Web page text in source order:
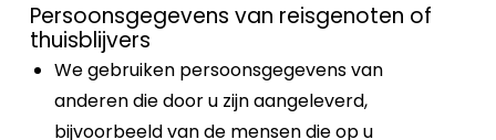
Persoonsgegevens van reisgenoten of
thuisblijvers
We gebruiken persoonsgegevens van
anderen die door u zijn aangeleverd,
bijvoorbeeld van de mensen die op u